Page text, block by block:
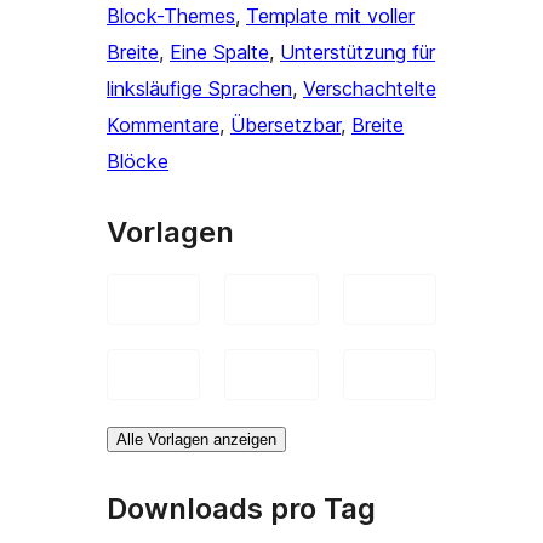
Block-Themes, Template mit voller
Breite, Eine Spalte, Unterstützung für
linksläufige Sprachen, Verschachtelte
Kommentare, Übersetzbar, Breite
Blöcke
Vorlagen
Alle Vorlagen anzeigen
Downloads pro Tag